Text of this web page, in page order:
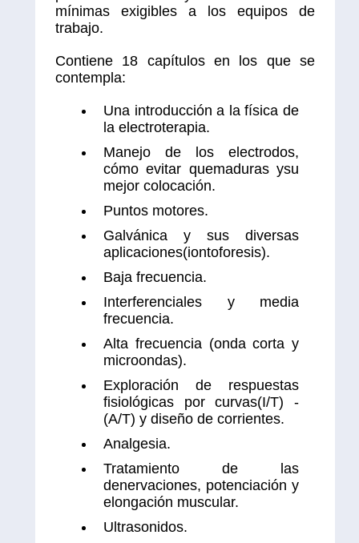
mínimas exigibles a los equipos de
trabajo.
Contiene 18 capítulos en los que se
contempla:
Una introducción a la física de
la electroterapia.
Manejo de los electrodos,
cómo evitar quemaduras ysu
mejor colocación.
Puntos motores.
Galvánica y sus diversas
aplicaciones(iontoforesis).
Baja frecuencia.
Interferenciales y media
frecuencia.
Alta frecuencia (onda corta y
microondas).
Exploración de respuestas
fisiológicas por curvas(I/T) -
(A/T) y diseño de corrientes.
Analgesia.
Tratamiento de las
denervaciones, potenciación y
elongación muscular.
Ultrasonidos.